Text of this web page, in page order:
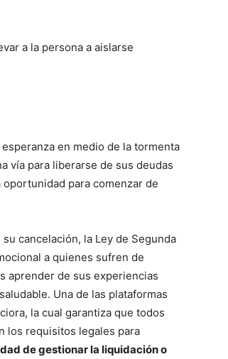
a la persona a aislarse
en medio de la tormenta
vía para liberarse de sus deudas
para comenzar de
cancelación, la Ley de Segunda
a quienes sufren de
aprender de sus experiencias
Una de las plataformas
la cual garantiza que todos
los requisitos legales para
de gestionar la liquidación o